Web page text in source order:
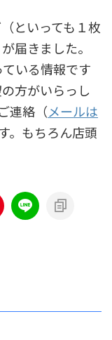
といっても１枚
届きました。
いる情報です
方がいらっし
連絡（メールは
。もちろん店頭